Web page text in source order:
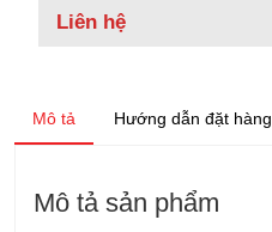
Liên hệ
Mô tả Hướng dẫn đặt hàng
Mô tả sản phẩm